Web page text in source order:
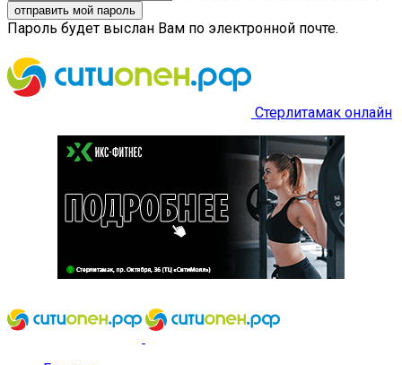
Пароль будет выслан Вам по электронной почте.
Стерлитамак онлайн